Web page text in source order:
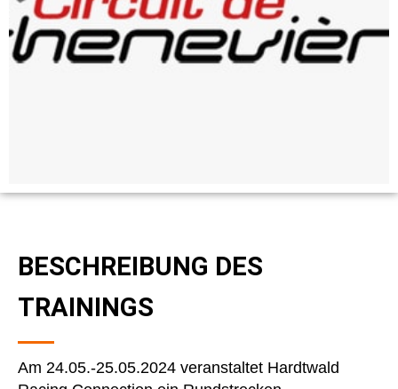
BESCHREIBUNG DES
TRAININGS
Am 24.05.-25.05.2024 veranstaltet Hardtwald